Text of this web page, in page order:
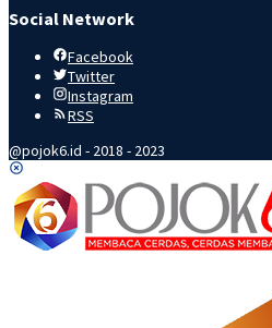
@pojok6.id - 2018 - 2023